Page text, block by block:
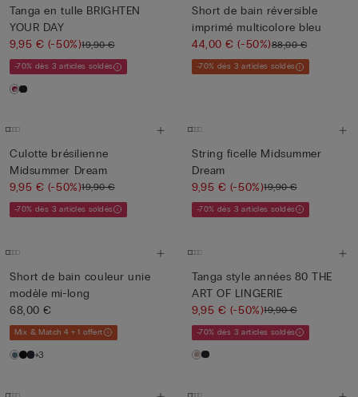
Tanga en tulle BRIGHTEN
YOUR DAY
9,95 € (-50%)19,90 €
-70% dès 3 articles soldés
Short de bain réversible
imprimé multicolore bleu
44,00 €(-50%)88,00 €
-70% dès 3 articles soldés
Culotte brésilienne
Midsummer Dream
9,95 € (-50%)19,90 €
-70% dès 3 articles soldés
String ficelle Midsummer
Dream
9,95 € (-50%)19,90 €
-70% dès 3 articles soldés
Short de bain couleur unie
modèle mi-long
68,00 €
Mix & Match 4 + 1 offert
+3
Tanga style années 80 THE
ART OF LINGERIE
9,95 € (-50%)19,90 €
-70% dès 3 articles soldés